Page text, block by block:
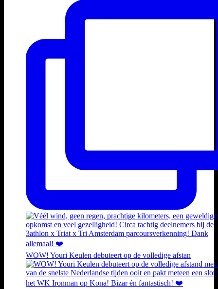
WOW! Youri Keulen debuteert op de volledige afstan